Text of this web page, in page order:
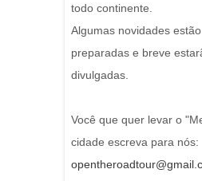
todo continente.
Algumas novidades
preparadas e breve
divulgadas.
Você que quer levar o
cidade escreva para nós: